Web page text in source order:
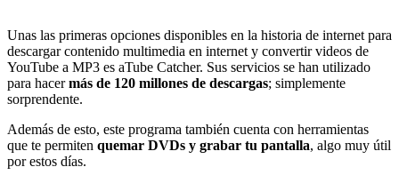
Unas las primeras opciones disponibles en la historia de internet para
descargar contenido multimedia en internet y convertir videos de
YouTube a MP3 es aTube Catcher. Sus servicios se han utilizado
para hacermás de 120 millones de descargas; simplemente
sorprendente.
Además de esto, este programa también cuenta con herramientas
que te permiten quemar DVDs y grabar tu pantalla, algo muy útil
por estos días.